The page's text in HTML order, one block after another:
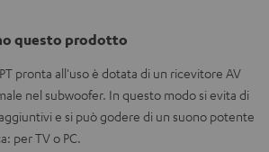
questo prodotto
pronta all'uso è dotata di un ricevitore AV
nel subwoofer. In questo modo si evita di
e si può godere di un suono potente
per TV o PC.